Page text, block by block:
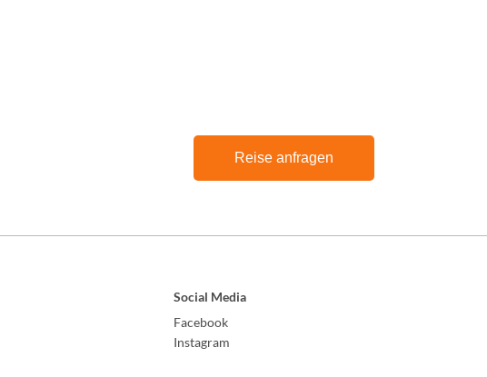
Reise anfragen
Social Media
Facebook
Instagram